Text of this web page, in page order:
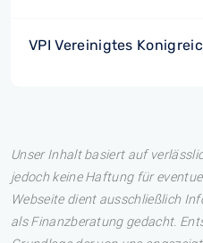
VPI Vereinigtes
Unser Inhalt basiert auf
jedoch keine Haftung für
Webseite dient ausschließlich
als Finanzberatung gedacht.